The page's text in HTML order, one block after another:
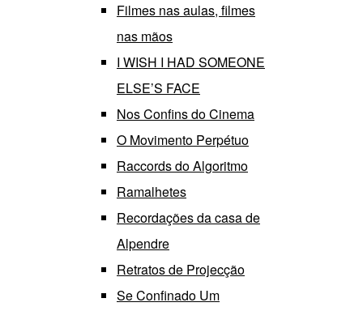
Filmes nas aulas, filmes
nas mãos
I WISH I HAD SOMEONE
ELSE’S FACE
Nos Confins do Cinema
O Movimento Perpétuo
Raccords do Algoritmo
Ramalhetes
Recordações da casa de
Alpendre
Retratos de Projecção
Se Confinado Um